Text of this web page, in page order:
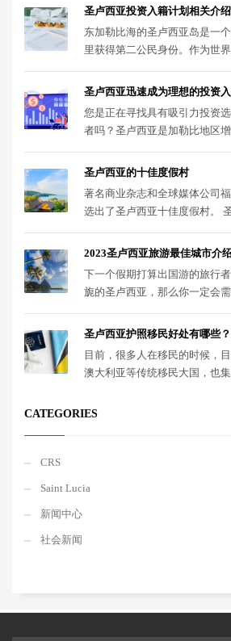
圣卢西亚投资入籍计划相关介绍
东加勒比海的圣卢西亚岛是一
里获得第二公民身份。作为世
圣卢西亚迅速成为理想的投资
您是正在寻找具有吸引力投资
者吗？圣卢西亚是加勒比地区
圣卢西亚的十佳度假村
著名商业杂志和全球媒体公司
选出了圣卢西亚十佳度假村。
2023圣卢西亚旅游最佳城市介
下一个假期打算出国游的旅行
旎的圣卢西亚，那么你一定会
圣卢西亚护照移民好处有哪些
目前，很多人在移民的时候，
澳大利亚等传统移民大国，也
CATEGORIES
CRS
Saint Lucia
新闻中心
社会新闻